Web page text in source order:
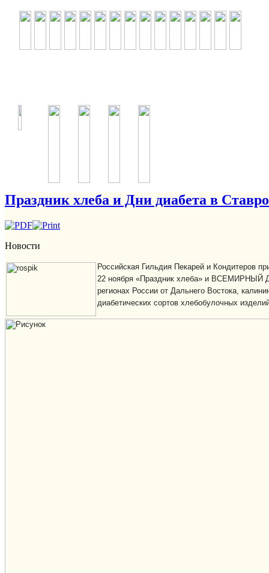
Праздник хлеба и Дни диабета в
Новости
Российская Гильдия Пекарей и Кондитеров
22 ноября «Праздник хлеба» и ВСЕМИРНЫЙ
регионах России от Дальнего Востока,
диабетических сортов хлебобулочных